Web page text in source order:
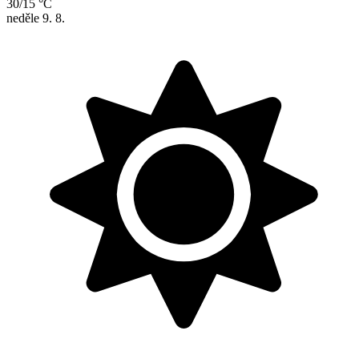
30/15 °C
neděle 9. 8.